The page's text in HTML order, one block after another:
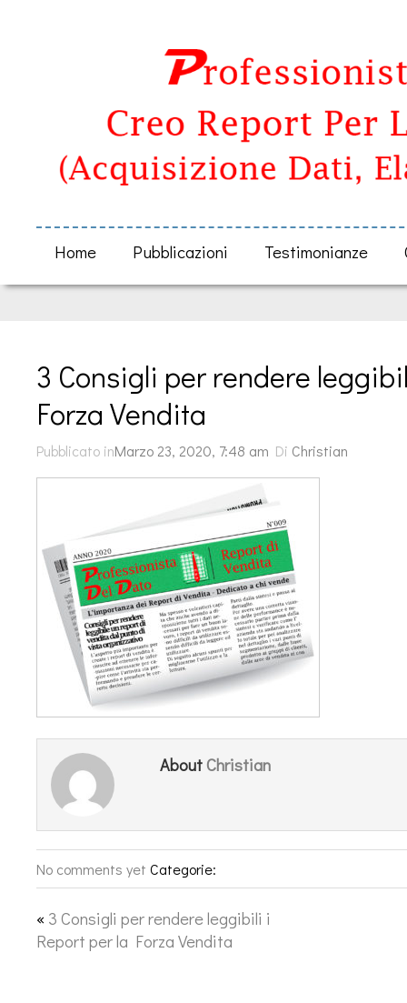
Home Pubblicazioni Testimonianze
3 Consigli per rendere
Forza Vendita
Pubblicato inMarzo 23, 2020, 7:48 am Di Christian
About Christian
No comments yet Categorie:
« 3 Consigli per rendere leggibili i
Report per la Forza Vendita